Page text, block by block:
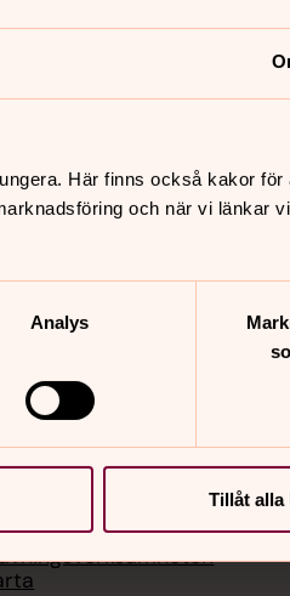
Här finns också kakor
och när vi länkar
Analys
Tillåt alla
snabbt
& Förtroendevalda